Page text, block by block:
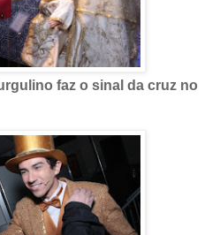
faz o sinal da cruz no